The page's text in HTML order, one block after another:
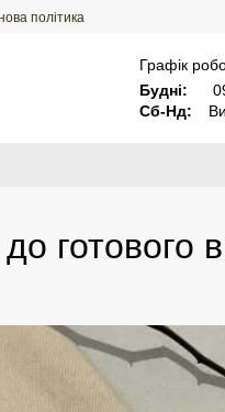
політика
Графік
Будні:
Сб-Нд:
готового